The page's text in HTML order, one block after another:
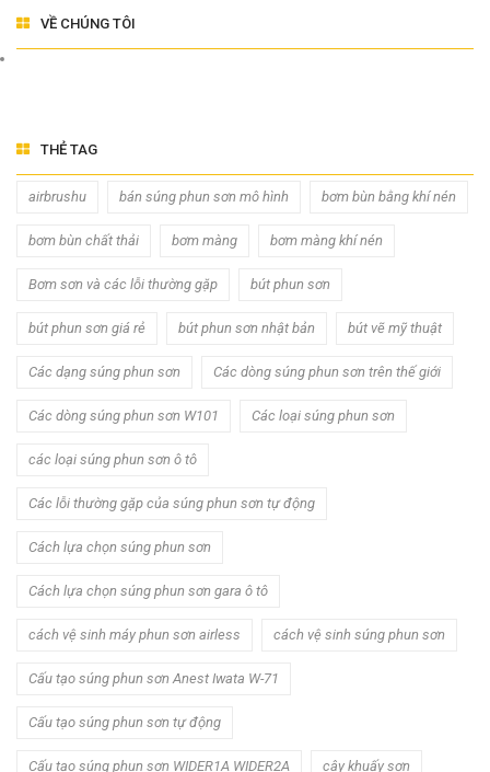
VỀ CHÚNG TÔI
THẺ TAG
airbrushu bán súng phun sơn mô hình bơm bùn bằng khí nén
bơm bùn chất thải bơm màng bơm màng khí nén
Bơm sơn và các lỗi thường gặp bút phun sơn
bút phun sơn giá rẻ bút phun sơn nhật bản bút vẽ mỹ thuật
Các dạng súng phun sơn Các dòng súng phun sơn trên thế giới
Các dòng súng phun sơn W101 Các loại súng phun sơn
các loại súng phun sơn ô tô
Các lỗi thường gặp của súng phun sơn tự động
Cách lựa chọn súng phun sơn
Cách lựa chọn súng phun sơn gara ô tô
cách vệ sinh máy phun sơn airless cách vệ sinh súng phun sơn
Cấu tạo súng phun sơn Anest Iwata W-71
Cấu tạo súng phun sơn tự động
Cấu tạo súng phun sơn WIDER1A WIDER2A cây khuấy sơn